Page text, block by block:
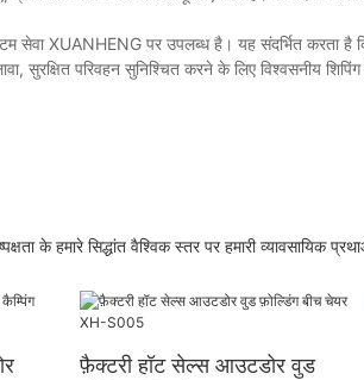
सेवा XUANHENG पर उपलब्ध है। यह संदर्भित करता है
परिवहन सुनिश्चित करने के लिए विश्वसनीय शिपिंग
के हमारे सिद्धांत वैश्विक स्तर पर हमारी व्यावसायिक
फ़ैक्टरी हॉट सेल्स आउटडोर वुड